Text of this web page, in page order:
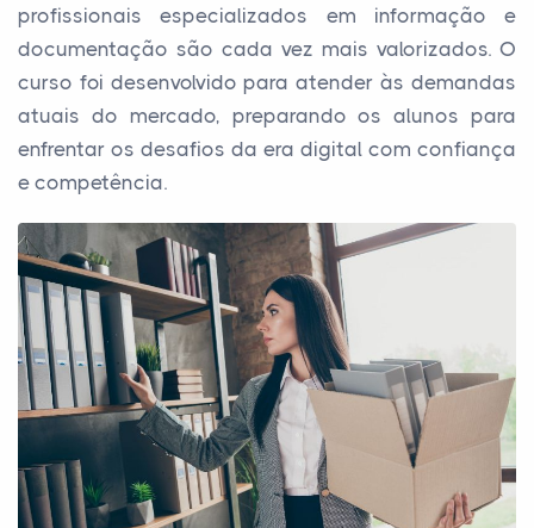
profissionais especializados em informação e
documentação são cada vez mais valorizados. O
curso foi desenvolvido para atender às demandas
atuais do mercado, preparando os alunos para
enfrentar os desafios da era digital com confiança
e competência.